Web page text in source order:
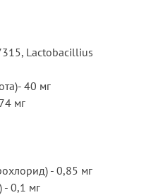
Lactobacillius
40 мг
мг
- 0,85 мг
- 0,1 мг